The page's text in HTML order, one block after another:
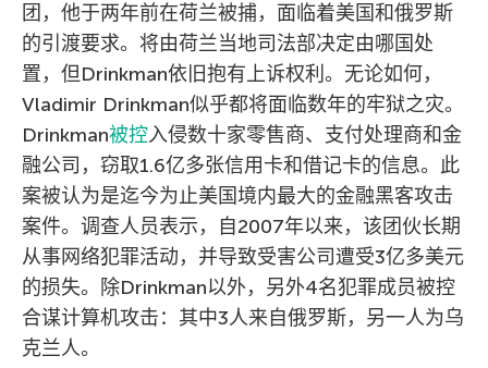
团，他于两年前在荷兰被捕，面临着美国和俄罗斯
的引渡要求。将由荷兰当地司法部决定由哪国处
置，但Drinkman依旧抱有上诉权利。无论如何，
Vladimir Drinkman似乎都将面临数年的牢狱之灾。
Drinkman被控入侵数十家零售商、支付处理商和金
融公司，窃取1.6亿多张信用卡和借记卡的信息。此
案被认为是迄今为止美国境内最大的金融黑客攻击
案件。调查人员表示，自2007年以来，该团伙长期
从事网络犯罪活动，并导致受害公司遭受3亿多美元
的损失。除Drinkman以外，另外4名犯罪成员被控
合谋计算机攻击：其中3人来自俄罗斯，另一人为乌
克兰人。